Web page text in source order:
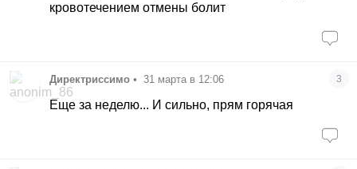
кровотечением отмены болит
Директриссимо • 31 марта в 12:06 3
Еще за неделю... И сильно, прям горячая